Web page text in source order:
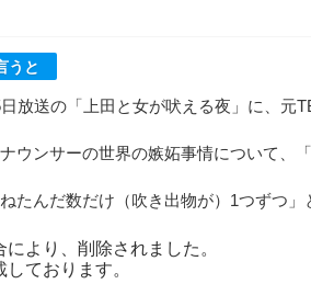
うと
放送の「上田と女が吠える夜」に、元
ウンサーの世界の嫉妬事情について、
ねたんだ数だけ（吹き出物が）1つずつ
より、削除されました。
ております。